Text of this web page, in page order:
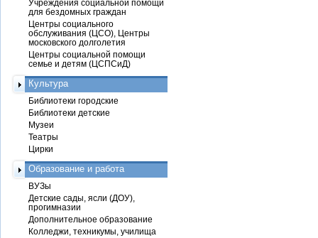
Учреждения социальной помощи
для бездомных граждан
Центры социального
обслуживания (ЦСО), Центры
московского долголетия
Центры социальной помощи
семье и детям (ЦСПСиД)
Культура
Библиотеки городские
Библиотеки детские
Музеи
Театры
Цирки
Образование и работа
ВУЗы
Детские сады, ясли (ДОУ),
прогимназии
Дополнительное образование
Колледжи, техникумы, училища